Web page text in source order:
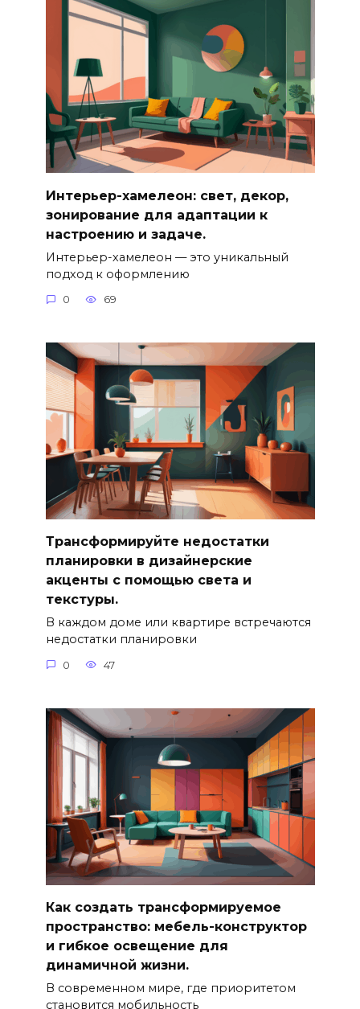
Интерьер-хамелеон: свет, декор,
зонирование для адаптации к
настроению и задаче.
Интерьер-хамелеон — это уникальный
подход к оформлению
0 69
Трансформируйте недостатки
планировки в дизайнерские
акценты с помощью света и
текстуры.
В каждом доме или квартире встречаются
недостатки планировки
0 47
Как создать трансформируемое
пространство: мебель-конструктор
и гибкое освещение для
динамичной жизни.
В современном мире, где приоритетом
становится мобильность